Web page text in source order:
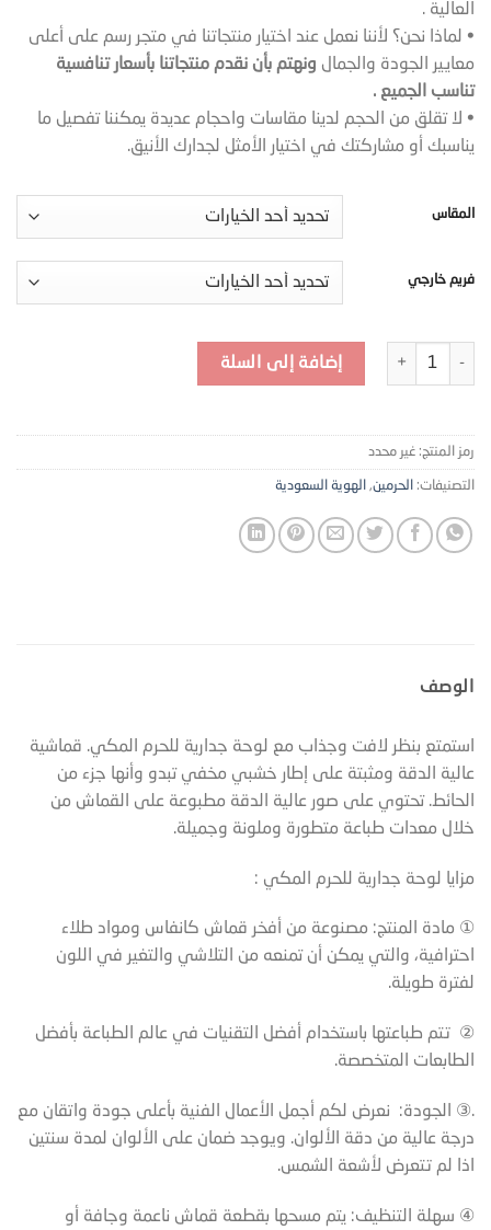
العالية .
• لماذا نحن؟ لأننا نعمل عند اختيار منتجاتنا في متجر رسم على أعلى
معايير الجودة والجمال ونهتم بأن نقدم منتجاتنا بأسعار تنافسية
تناسب الجميع .
• لا تقلق من الحجم لدينا مقاسات واحجام عديدة يمكننا تفصيل ما
يناسبك أو مشاركتك في اختيار الأمثل لجدارك الأنيق.
المقاس
فريم خارجي
كمية لوحة جدارية للحرم المكي - M76
إضافة إلى السلة
رمز المنتج: غير محدد
التصنيفات: الحرمين, الهوية السعودية
الوصف
استمتع بنظر لافت وجذاب مع لوحة جدارية للحرم المكي. قماشية
عالية الدقة ومثبتة على إطار خشبي مخفي تبدو وأنها جزء من
الحائط. تحتوي على صور عالية الدقة مطبوعة على القماش من
خلال معدات طباعة متطورة وملونة وجميلة.
مزايا لوحة جدارية للحرم المكي :
① مادة المنتج: مصنوعة من أفخر قماش كانفاس ومواد طلاء
احترافية، والتي يمكن أن تمنعه من التلاشي والتغير في اللون
لفترة طويلة.
② تتم طباعتها باستخدام أفضل التقنيات في عالم الطباعة بأفضل
الطابعات المتخصصة.
.③ الجودة: نعرض لكم أجمل الأعمال الفنية بأعلى جودة واتقان مع
درجة عالية من دقة الألوان. ويوجد ضمان على الألوان لمدة سنتين
اذا لم تتعرض لأشعة الشمس.
④ سهلة التنظيف: يتم مسحها بقطعة قماش ناعمة وجافة أو